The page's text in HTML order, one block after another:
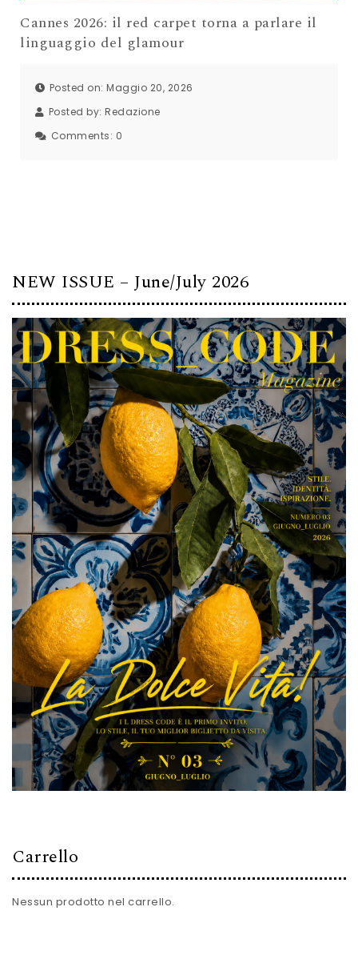
Cannes 2026: il red carpet torna a parlare il
linguaggio del glamour
Posted on: Maggio 20, 2026
Posted by: Redazione
Comments: 0
NEW ISSUE – June/July 2026
Carrello
Nessun prodotto nel carrello.